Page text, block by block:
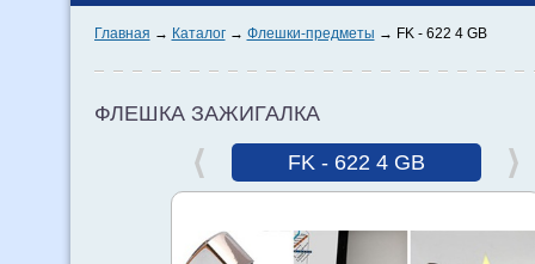
Главная Каталог Флешки-предметы FK - 622 4 GB
ФЛЕШКА ЗАЖИГАЛКА
FK - 622 4 GB